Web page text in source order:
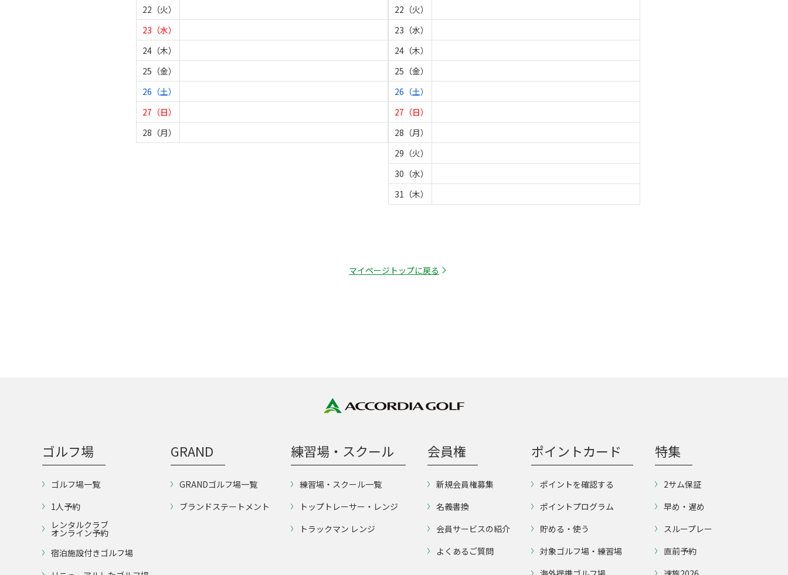
22（火）
23（水）
24（木）
25（金）
26（土）
27（日）
28（月）
22（火）
23（水）
24（木）
25（金）
26（土）
27（日）
28（月）
29（火）
30（水）
31（木）
マイページトップに戻る
ゴルフ場
ゴルフ場一覧
1人予約
レンタルクラブ
オンライン予約
宿泊施設付きゴルフ場
GRAND
GRANDゴルフ場一覧
ブランドステートメント
練習場・スクール
練習場・スクール一覧
トップトレーサー・レンジ
トラックマン レンジ
会員権
新規会員権募集
名義書換
会員サービスの紹介
よくあるご質問
ポイントカード
ポイントを確認する
ポイントプログラム
貯める・使う
対象ゴルフ場・練習場
特集
2サム保証
早め・遅め
スループレー
直前予約